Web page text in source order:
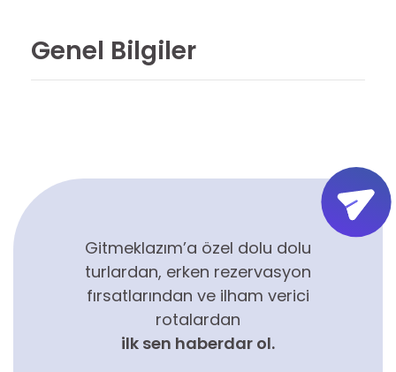
Genel Bilgiler
Gitmeklazım’a özel dolu dolu
turlardan, erken rezervasyon
fırsatlarından ve ilham verici
rotalardan
ilk sen haberdar ol.